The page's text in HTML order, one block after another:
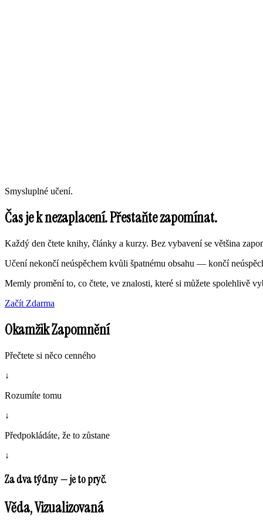
Smysluplné učení.
Čas je k nezaplacení. Přestaňte zapomínat.
Každý den čtete knihy, články a kurzy. Bez vybavení se většina
Učení nekončí neúspěchem kvůli špatnému obsahu — končí
Memly promění to, co čtete, ve znalosti, které si můžete spolehlivě
Začít Zdarma
Okamžik Zapomnění
Přečtete si něco cenného
↓
Rozumíte tomu
↓
Předpokládáte, že to zůstane
↓
Za dva týdny — je to pryč.
Věda, Vizualizovaná